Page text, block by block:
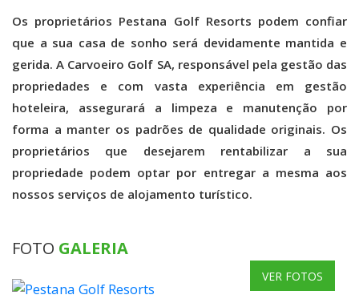
Os proprietários Pestana Golf Resorts podem confiar
que a sua casa de sonho será devidamente mantida e
gerida. A Carvoeiro Golf SA, responsável pela gestão das
propriedades e com vasta experiência em gestão
hoteleira, assegurará a limpeza e manutenção por
forma a manter os padrões de qualidade originais. Os
proprietários que desejarem rentabilizar a sua
propriedade podem optar por entregar a mesma aos
nossos serviços de alojamento turístico.
FOTO GALERIA
VER FOTOS